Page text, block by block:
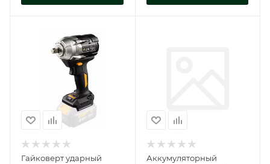
Гайковерт ударный
Аккумуляторный